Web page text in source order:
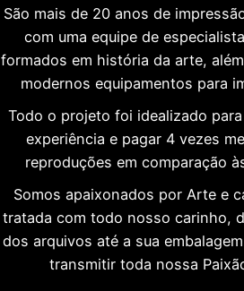
São mais de 20 anos de
com uma equipe de
formados em história da arte,
modernos equipamentos para
Todo o projeto foi idealizado
experiência e pagar 4 vezes
reproduções em comparação
Somos apaixonados por Arte e
tratada com todo nosso carinho,
dos arquivos até a sua
transmitir toda nossa